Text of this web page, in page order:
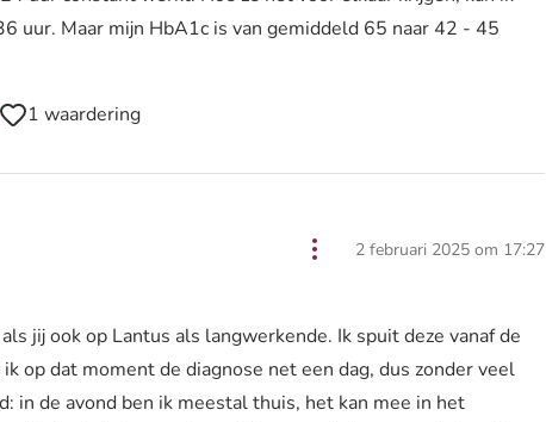
uur. Maar mijn HbA1c is van gemiddeld 65 naar 42 - 45
1 waardering
2 februari 2025 om 17:27
jij ook op Lantus als langwerkende. Ik spuit deze vanaf de
op dat moment de diagnose net een dag, dus zonder veel
in de avond ben ik meestal thuis, het kan mee in het